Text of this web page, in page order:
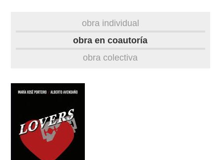
videoteca
outros docs
obra individual
obra en coautoría
obra colectiva